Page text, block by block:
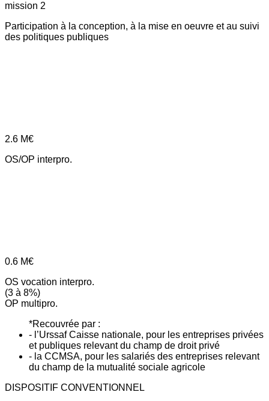
mission 2
Participation à la conception, à la mise en oeuvre et au suivi
des politiques publiques
2.6 M€
OS/OP interpro.
0.6 M€
OS vocation interpro.
(3 à 8%)
OP multipro.
*Recouvrée par :
- l’Urssaf Caisse nationale, pour les entreprises privées
et publiques relevant du champ de droit privé
- la CCMSA, pour les salariés des entreprises relevant
du champ de la mutualité sociale agricole
DISPOSITIF CONVENTIONNEL